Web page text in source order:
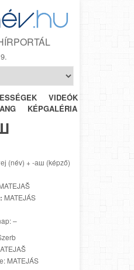
VIDEÓK
HÉTRŐL-
KÉPGALÉRIA
(név) + -аш (képző)
MATEJÁS
–
MATEJÁS